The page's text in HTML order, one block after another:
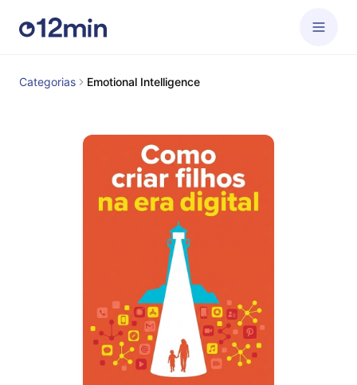
Categorias Emotional Intelligence